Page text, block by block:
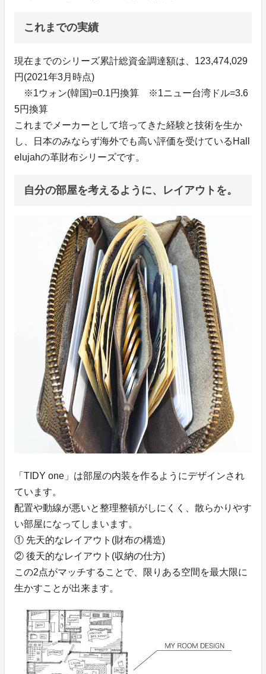
これまでの実績
現在までのシリーズ累計総資金調達額は、123,474,029
円(2021年3月時点)
※1ウォン(韓国)=0.1円換算 ※1ニュー台湾ドル=3.6
5円換算
これまでメーカーとして培ってきた経験と技術を生か
し、日本のみならず海外でも高い評価を受けているHall
elujahの革財布シリーズです。
自分の部屋を考えるように、レイアウトを。
「TIDY one」は部屋の内装を作るようにデザインされ
ています。
配置や動線が悪いと整理整頓がしにくく、散らかりやす
い部屋になってしまいます。
① 先天的なレイアウト(財布の構造)
② 後天的なレイアウト(収納の仕方)
この2点がマッチすることで、限りある空間を最大限に
生かすことが出来ます。